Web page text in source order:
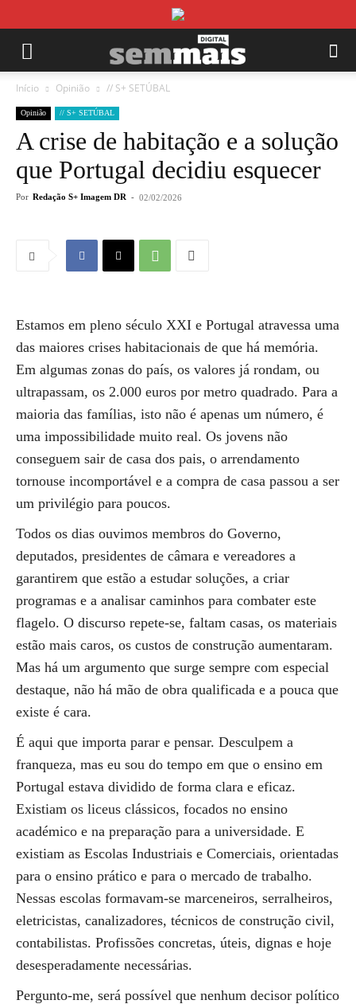
Início Opinião // S+ SETÚBAL
Opinião // S+ SETÚBAL
A crise de habitação e a solução
que Portugal decidiu esquecer
Por Redação S+ Imagem DR - 02/02/2026
Estamos em pleno século XXI e Portugal atravessa uma
das maiores crises habitacionais de que há memória.
Em algumas zonas do país, os valores já rondam, ou
ultrapassam, os 2.000 euros por metro quadrado. Para a
maioria das famílias, isto não é apenas um número, é
uma impossibilidade muito real. Os jovens não
conseguem sair de casa dos pais, o arrendamento
tornouse incomportável e a compra de casa passou a ser
um privilégio para poucos.
Todos os dias ouvimos membros do Governo,
deputados, presidentes de câmara e vereadores a
garantirem que estão a estudar soluções, a criar
programas e a analisar caminhos para combater este
flagelo. O discurso repete-se, faltam casas, os materiais
estão mais caros, os custos de construção aumentaram.
Mas há um argumento que surge sempre com especial
destaque, não há mão de obra qualificada e a pouca que
existe é cara.
É aqui que importa parar e pensar. Desculpem a
franqueza, mas eu sou do tempo em que o ensino em
Portugal estava dividido de forma clara e eficaz.
Existiam os liceus clássicos, focados no ensino
académico e na preparação para a universidade. E
existiam as Escolas Industriais e Comerciais, orientadas
para o ensino prático e para o mercado de trabalho.
Nessas escolas formavam-se marceneiros, serralheiros,
eletricistas, canalizadores, técnicos de construção civil,
contabilistas. Profissões concretas, úteis, dignas e hoje
desesperadamente necessárias.
Pergunto-me, será possível que nenhum decisor político